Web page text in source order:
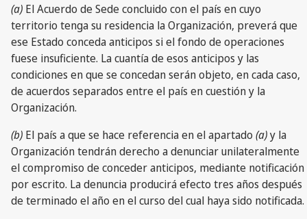
(a) El Acuerdo de Sede concluido con el país en cuyo
territorio tenga su residencia la Organización, preverá que
ese Estado conceda anticipos si el fondo de operaciones
fuese insuficiente. La cuantía de esos anticipos y las
condiciones en que se concedan serán objeto, en cada caso,
de acuerdos separados entre el país en cuestión y la
Organización.
(b) El país a que se hace referencia en el apartado (a)y la
Organización tendrán derecho a denunciar unilateralmente
el compromiso de conceder anticipos, mediante notificación
por escrito. La denuncia producirá efecto tres años después
de terminado el año en el curso del cual haya sido notificada.